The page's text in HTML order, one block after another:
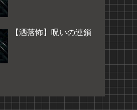
【洒落怖】呪いの連鎖